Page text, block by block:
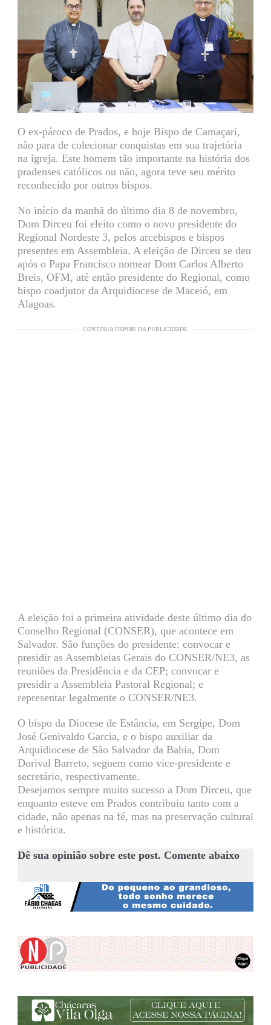
O ex-pároco de Prados, e hoje Bispo de Camaçari,
não para de colecionar conquistas em sua trajetória
na igreja. Este homem tão importante na história dos
pradenses católicos ou não, agora teve seu mérito
reconhecido por outros bispos.
No início da manhã do último dia 8 de novembro,
Dom Dirceu foi eleito como o novo presidente do
Regional Nordeste 3, pelos arcebispos e bispos
presentes em Assembleia. A eleição de Dirceu se deu
após o Papa Francisco nomear Dom Carlos Alberto
Breis, OFM, até então presidente do Regional, como
bispo coadjutor da Arquidiocese de Maceió, em
Alagoas.
CONTINUA DEPOIS DA PUBLICIDADE
A eleição foi a primeira atividade deste último dia do
Conselho Regional (CONSER), que acontece em
Salvador. São funções do presidente: convocar e
presidir as Assembleias Gerais do CONSER/NE3, as
reuniões da Presidência e da CEP; convocar e
presidir a Assembleia Pastoral Regional; e
representar legalmente o CONSER/NE3.
O bispo da Diocese de Estância, em Sergipe, Dom
José Genivaldo Garcia, e o bispo auxiliar da
Arquidiocese de São Salvador da Bahia, Dom
Dorival Barreto, seguem como vice-presidente e
secretário, respectivamente.
Desejamos sempre muito sucesso a Dom Dirceu, que
enquanto esteve em Prados contribuiu tanto com a
cidade, não apenas na fé, mas na preservação cultural
e histórica.
Dê sua opinião sobre este post. Comente abaixo